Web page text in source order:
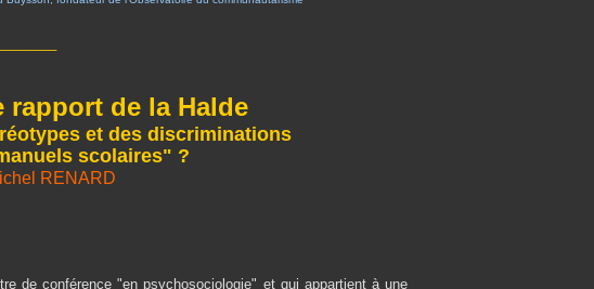
rapport de la Halde
etdes discriminations
scolaires" ?
RENARD
de conférence "en psychosociologie" et qui appartient à une